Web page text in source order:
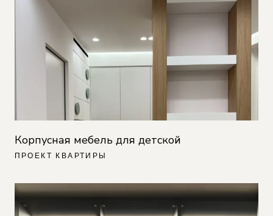
Корпусная мебель для детской
ПРОЕКТ КВАРТИРЫ